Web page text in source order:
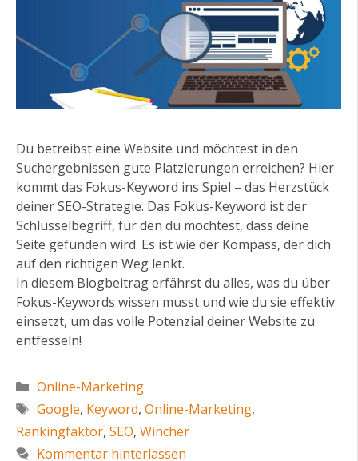
Du betreibst eine Website und möchtest in den
Suchergebnissen gute Platzierungen erreichen? Hier
kommt das Fokus-Keyword ins Spiel – das Herzstück
deiner SEO-Strategie. Das Fokus-Keyword ist der
Schlüsselbegriff, für den du möchtest, dass deine
Seite gefunden wird. Es ist wie der Kompass, der dich
auf den richtigen Weg lenkt.
In diesem Blogbeitrag erfährst du alles, was du über
Fokus-Keywords wissen musst und wie du sie effektiv
einsetzt, um das volle Potenzial deiner Website zu
entfesseln!
Kategorien
Online-Marketing
Schlagwörter
Google, Keyword, Online-Marketing,
Rankingfaktor, SEO, Wincher
Kommentar hinterlassen